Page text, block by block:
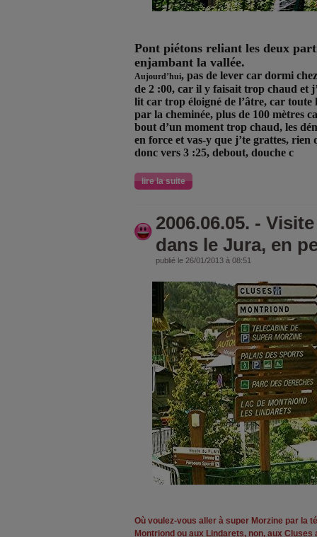
Pont piétons reliant les deux
enjambant la vallée.
Aujourd’hui, pas de lever car dormi
de 2 :00, car il y faisait trop chaud et
lit car trop éloigné de l’âtre, car toute
par la cheminée, plus de 100 mètres
bout d’un moment trop chaud, les
en force et vas-y que j’te grattes, rien
donc vers 3 :25, debout, douche c
lire la suite
2006.06.05. -
dans le Jura, en
publié le 26/01/2013 à 08:51
Où voulez-vous aller à super Morzine par la
Montriond ou aux Lindarets, non, aux Cluses